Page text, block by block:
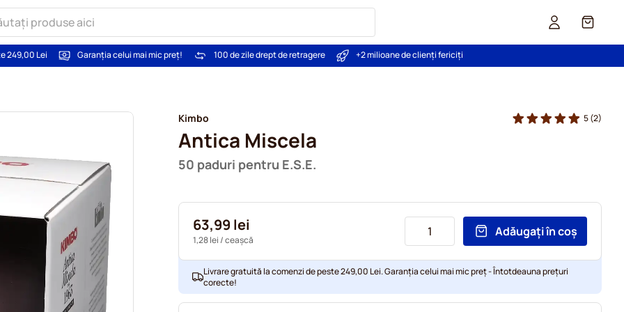
Coș
249,00 Lei Garanția celui mai mic preț! 100 de zile drept de retragere +2 milioane de clienți fericiți
Kimbo
Antica Miscela
50 paduri pentru E.S.E.
5(2)
63,99 lei
1,28 lei / ceașcă
Adăugați în coș
Livrare gratuită la comenzi de peste 249,00 Lei. Garanția celui mai mic preț - Întotdeauna prețuri
corecte!